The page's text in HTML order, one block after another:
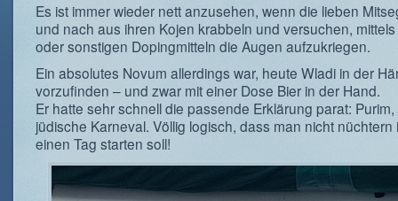
Es ist immer wieder nett anzusehen, wenn die lieben
und nach aus ihren Kojen krabbeln und versuchen,
oder sonstigen Dopingmitteln die Augen aufzukriegen.
Ein absolutes Novum allerdings war, heute Wladi in der
vorzufinden – und zwar mit einer Dose Bier in der Hand.
Er hatte sehr schnell die passende Erklärung parat:
jüdische Karneval. Völlig logisch, dass man nicht nüchtern
einen Tag starten soll!